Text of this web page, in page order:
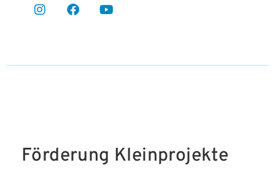
Förderung Kleinprojekte